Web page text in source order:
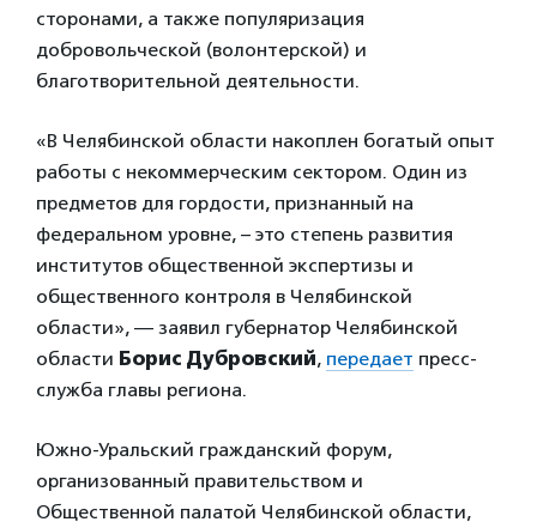
сторонами, а также популяризация
добровольческой (волонтерской) и
благотворительной деятельности.
«В Челябинской области накоплен богатый опыт
работы с некоммерческим сектором. Один из
предметов для гордости, признанный на
федеральном уровне, – это степень развития
институтов общественной экспертизы и
общественного контроля в Челябинской
области», — заявил губернатор Челябинской
области Борис Дубровский, передает пресс-
служба главы региона.
Южно-Уральский гражданский форум,
организованный правительством и
Общественной палатой Челябинской области,